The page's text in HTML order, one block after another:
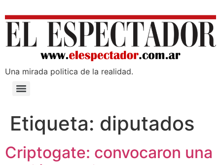
Una mirada poli­tica de la realidad.
Etiqueta: diputados
Criptogate: convocaron una